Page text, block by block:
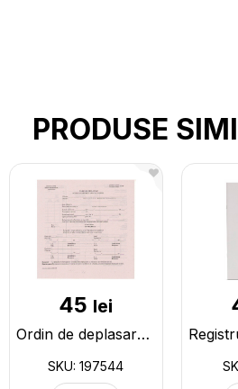
PRODUSE
45 lei
Ordin de deplasare A4 ziar 100buc (F-288) 197544
SKU: 197544